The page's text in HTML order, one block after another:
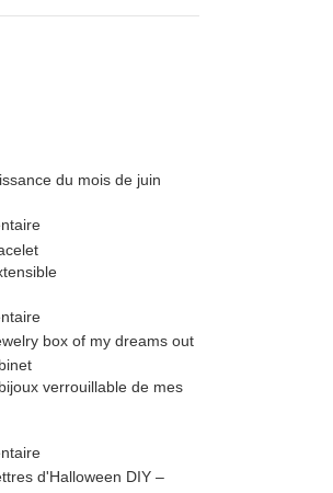
du mois de juin
verrouillable de mes